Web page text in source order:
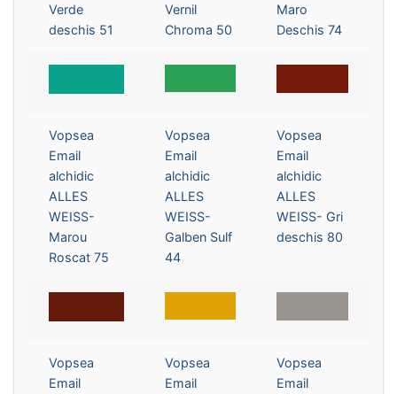
Verde
deschis 51
Vernil
Chroma 50
Maro
Deschis 74
Vopsea
Email
alchidic
ALLES
WEISS-
Marou
Roscat 75
Vopsea
Email
alchidic
ALLES
WEISS-
Galben Sulf
44
Vopsea
Email
alchidic
ALLES
WEISS- Gri
deschis 80
Vopsea
Email
Vopsea
Email
Vopsea
Email